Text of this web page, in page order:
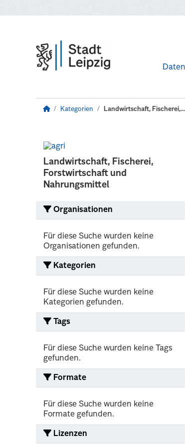
Kategorien Landwirtschaft, Fischerei,...
Landwirtschaft, Fischerei,
Forstwirtschaft und
Nahrungsmittel
Organisationen
Für diese Suche wurden keine
Organisationen gefunden.
Kategorien
Für diese Suche wurden keine
Kategorien gefunden.
Tags
Für diese Suche wurden keine Tags
gefunden.
Formate
Für diese Suche wurden keine
Formate gefunden.
Lizenzen